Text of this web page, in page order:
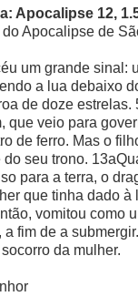
Apocalipse 12,
Apocalipse de
um grande sinal:
a lua debaixo
de doze estrelas.
que veio para
de ferro. Mas o
do seu trono.
para a terra, o
que tinha dado à
vomitou como
a fim de a
da mulher.